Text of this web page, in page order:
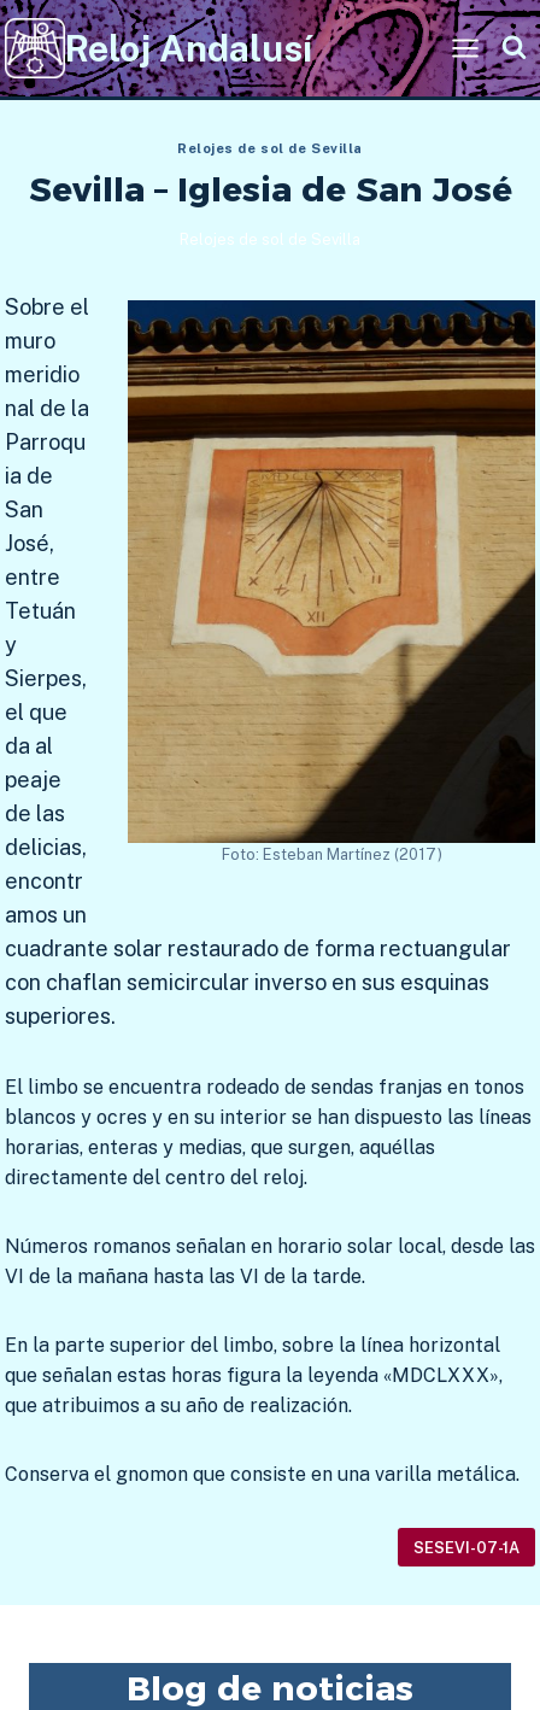
Saltar
al
contenido
Reloj Andalusí
Relojes de sol de Sevilla
Sevilla – Iglesia de San José
Relojes de sol de Sevilla
Foto: Esteban Martínez (2017)
Sobre el
muro
meridio
nal de la
Parroqu
ia de
San
José,
entre
Tetuán
y
Sierpes,
el que
da al
peaje
de las
delicias,
encontr
amos un
cuadrante solar restaurado de forma rectuangular
con chaflan semicircular inverso en sus esquinas
superiores.
El limbo se encuentra rodeado de sendas franjas en tonos
blancos y ocres y en su interior se han dispuesto las líneas
horarias, enteras y medias, que surgen, aquéllas
directamente del centro del reloj.
Números romanos señalan en horario solar local, desde las
VI de la mañana hasta las VI de la tarde.
En la parte superior del limbo, sobre la línea horizontal
que señalan estas horas figura la leyenda «MDCLXXX»,
que atribuimos a su año de realización.
Conserva el gnomon que consiste en una varilla metálica.
SESEVI-07-1A
Blog de noticias